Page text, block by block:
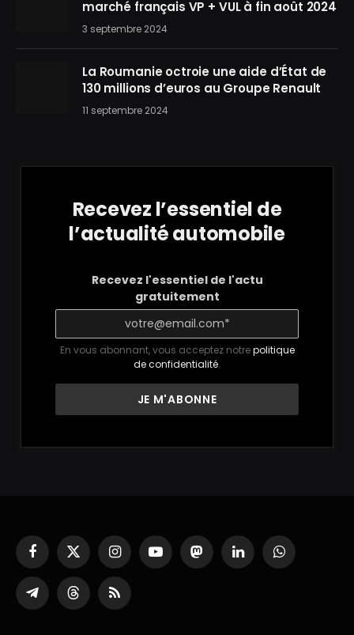
marché français VP + VUL à fin août 2024
3 septembre 2024
La Roumanie octroie une aide d’État de
130 millions d’euros au Groupe Renault
11 septembre 2024
Recevez l’essentiel de
l’actualité automobile
Recevez l'essentiel de l'actu
gratuitement
En vous abonnant, vous acceptez notrepolitique
de confidentialité.
Facebook
X
(Twitter)
InstagramYouTubeMastodonLinkedInWhatsApp
Partager
sur
ThreadsRSS